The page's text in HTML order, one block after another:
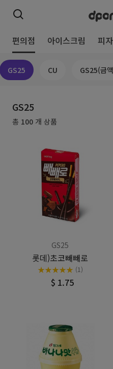
편의점 아이스크림 피자
GS25 CU GS25(금
GS25
총 100 개 상품
GS25
롯데)초코빼빼로
★★★★★ (1)
$ 1.75